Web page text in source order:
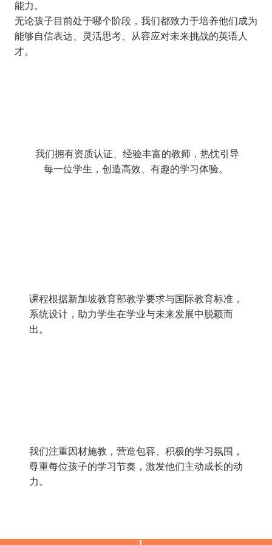
能力。
无论孩子目前处于哪个阶段，我们都致力于培养他们成为
能够自信表达、灵活思考、从容应对未来挑战的英语人
才。
我们拥有资质认证、经验丰富的教师，热忱引导
每一位学生，创造高效、有趣的学习体验。
课程根据新加坡教育部教学要求与国际教育标准，
系统设计，助力学生在学业与未来发展中脱颖而
出。
我们注重因材施教，营造包容、积极的学习氛围，
尊重每位孩子的学习节奏，激发他们主动成长的动
力。